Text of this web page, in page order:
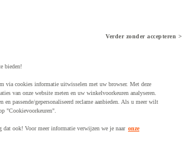
Verder zonder accepteren >
bieden!
via cookies informatie uitwisselen met uw browser. Met deze
van onze website meten en uw winkelvoorkeuren analyseren.
passende/gepersonaliseerd reclame aanbieden. Als u meer wilt
"Cookievoorkeuren".
dat ook! Voor meer informatie verwijzen we je naar onze